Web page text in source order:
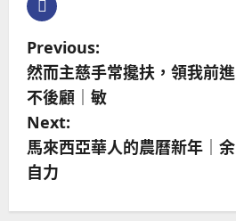
P
o
s
t
n
Previous:
然而主慈手常攙扶，領我前進
不後顧｜敏
Next:
馬來西亞華人的農曆新年｜余
自力